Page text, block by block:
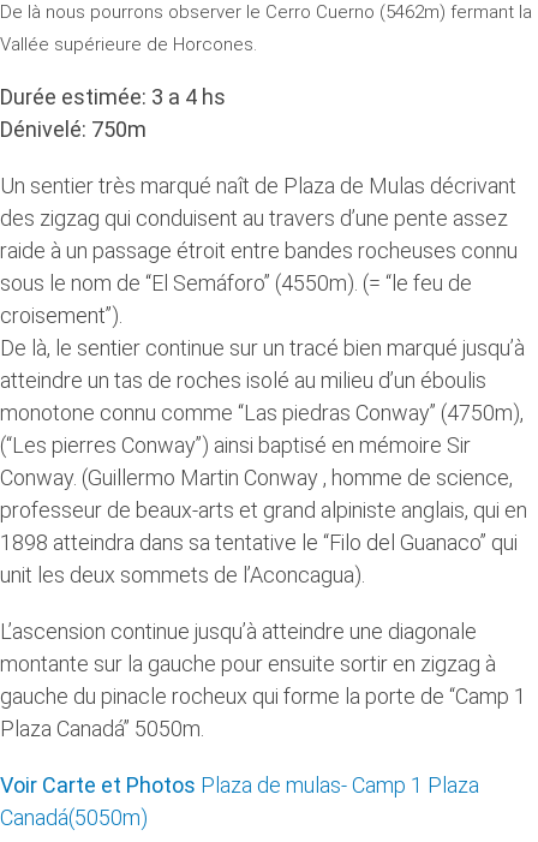
De là nous pourrons observer le Cerro Cuerno (5462m) fermant la
Vallée supérieure de Horcones.
Durée estimée: 3 a 4 hs
Dénivelé: 750m
Un sentier très marqué naît de Plaza de Mulas décrivant
des zigzag qui conduisent au travers d’une pente assez
raide à un passage étroit entre bandes rocheuses connu
sous le nom de “El Semáforo” (4550m). (= “le feu de
croisement”).
De là, le sentier continue sur un tracé bien marqué jusqu’à
atteindre un tas de roches isolé au milieu d’un éboulis
monotone connu comme “Las piedras Conway” (4750m),
(“Les pierres Conway”) ainsi baptisé en mémoire Sir
Conway. (Guillermo Martin Conway , homme de science,
professeur de beaux-arts et grand alpiniste anglais, qui en
1898 atteindra dans sa tentative le “Filo del Guanaco” qui
unit les deux sommets de l’Aconcagua).
L’ascension continue jusqu’à atteindre une diagonale
montante sur la gauche pour ensuite sortir en zigzag à
gauche du pinacle rocheux qui forme la porte de “Camp 1
Plaza Canadá” 5050m.
Voir Carte et Photos Plaza de mulas- Camp 1 Plaza
Canadá(5050m)